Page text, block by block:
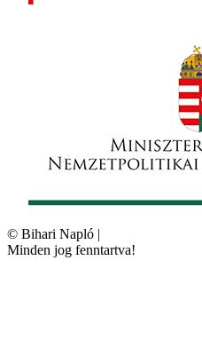
© Bihari Napló |
Minden jog fenntartva!